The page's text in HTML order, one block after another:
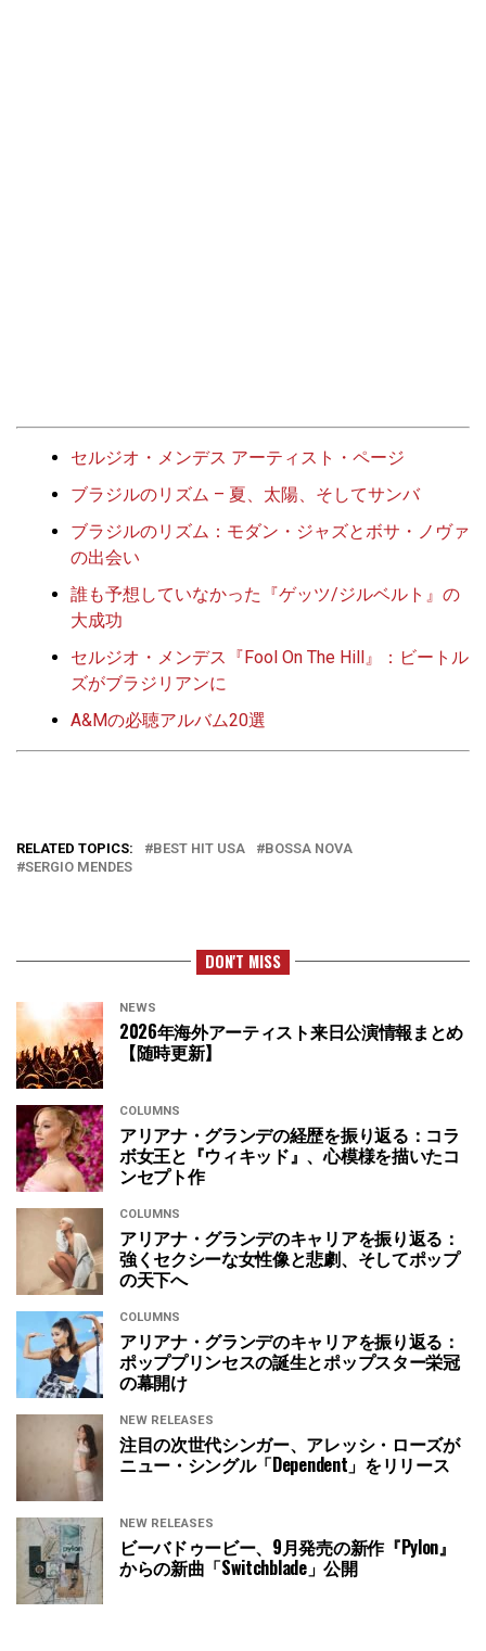
セルジオ・メンデス アーティスト・ページ
ブラジルのリズム – 夏、太陽、そしてサンバ
ブラジルのリズム：モダン・ジャズとボサ・ノヴァ
の出会い
誰も予想していなかった『ゲッツ/ジルベルト』の
大成功
セルジオ・メンデス『Fool On The Hill』：ビートル
ズがブラジリアンに
A&Mの必聴アルバム20選
RELATED TOPICS: BEST HIT USA
BOSSA NOVA
SERGIO MENDES
DON'T MISS
NEWS
2026年海外アーティスト来日公演情報まとめ
【随時更新】
COLUMNS
アリアナ・グランデの経歴を振り返る：コラ
ボ女王と『ウィキッド』、心模様を描いたコ
ンセプト作
COLUMNS
アリアナ・グランデのキャリアを振り返る：
強くセクシーな女性像と悲劇、そしてポップ
の天下へ
COLUMNS
アリアナ・グランデのキャリアを振り返る：
ポッププリンセスの誕生とポップスター栄冠
の幕開け
NEW RELEASES
注目の次世代シンガー、アレッシ・ローズが
ニュー・シングル「Dependent」をリリース
NEW RELEASES
ビーバドゥービー、9月発売の新作『Pylon』
からの新曲「Switchblade」公開